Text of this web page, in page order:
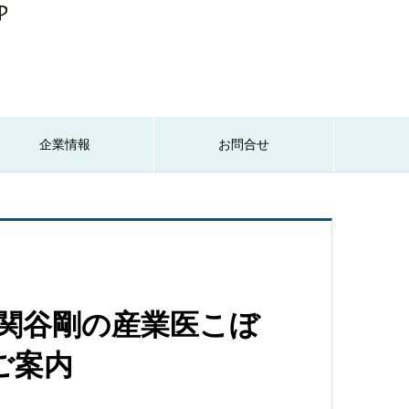
企業情報 お問合せ
谷剛の産業医こぼ
案内